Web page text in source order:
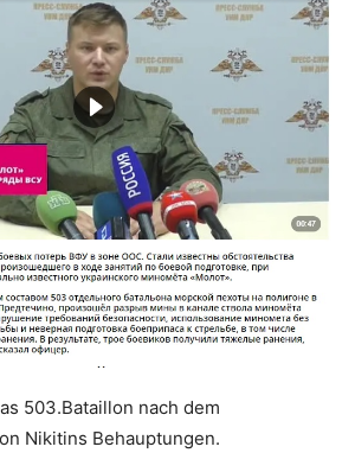
503.Bataillon nach dem
Nikitins Behauptungen.